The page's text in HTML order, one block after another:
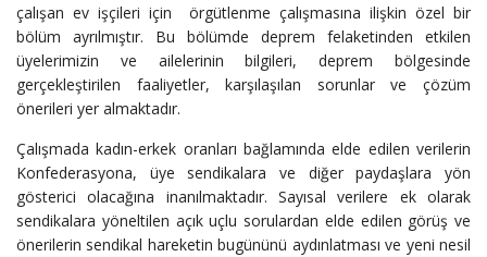
çalışan ev işçileri için örgütlenme çalışmasına ilişkin özel bir
bölüm ayrılmıştır. Bu bölümde deprem felaketinden etkilen
üyelerimizin ve ailelerinin bilgileri, deprem bölgesinde
gerçekleştirilen faaliyetler, karşılaşı­lan sorunlar ve çözüm
önerileri yer almaktadır.
Çalışmada kadın-erkek oranları bağlamında elde edilen verilerin
Konfederasyona, üye sendikalara ve diğer pay­daşlara yön
gösterici olacağına inanılmaktadır. Sayısal verilere ek olarak
sendikalara yöneltilen açık uçlu soru­lardan elde edilen görüş ve
önerilerin sendikal hareketin bugününü aydınlatması ve yeni nesil